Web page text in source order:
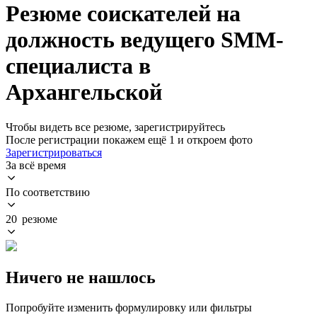
Резюме соискателей на
должность ведущего SMM-
специалиста в
Архангельской
Чтобы видеть все резюме, зарегистрируйтесь
После регистрации покажем ещё 1 и откроем фото
Зарегистрироваться
За всё время
По соответствию
20 резюме
Ничего не нашлось
Попробуйте изменить формулировку или фильтры